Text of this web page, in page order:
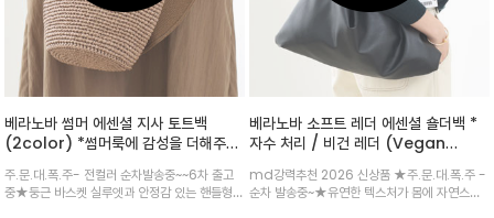
베라노바 썸머 에센셜 지사 토트백
(2color) *썸머룩에 감성을 더해주는
아 무드의 소재감이 시원하고 가벼워 데
일리 코디 만능
주.문.대.폭.주- 전컬러 순차발송중~~6차 출고
중★둥근 바스켓 실루엣과 안정감 있는 핸들형으
베라노바 소프트 레더 에센셜 숄더백 *
자수 처리 / 비건 레더 (Vegan
수납력을 자랑하는 베라노바의 에센셜
숄더백
md강력추천 2026 신상품 ★주.문.대.폭.주 -
순차 발송중~★유연한 텍스처가 몸에 자연스럽